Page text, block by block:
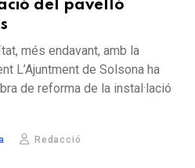
del pavelló
més endavant, amb la
L’Ajuntment de Solsona ha
de reforma de la instal·lació
Redacció